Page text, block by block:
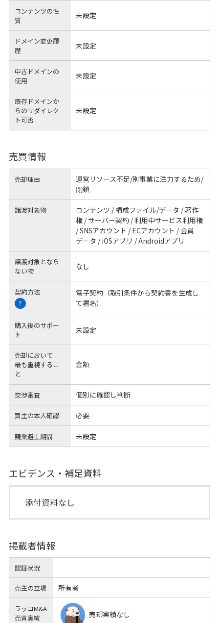
コンテンツの性
質
未設定
ドメイン変更履
歴
未設定
中古ドメインの
使用
未設定
既存ドメインか
らのリダイレク
ト可否
未設定
売買情報
売却理由
運営リソース不足/別事業に注力するため/
閉鎖
譲渡対象物
コンテンツ / 構成ファイル/データ / 著作
権 / サーバー契約 / 利用中サービス利用権
/ SNSアカウント / ECアカウント / 会員
データ / iOSアプリ / Androidアプリ
譲渡対象となら
ない物
なし
契約方法
?
電子契約（取引条件から契約書を生成し
て署名）
購入後のサポー
ト
未設定
売却において
最も重視するこ
と
金額
交渉審査 個別に確認し判断
買主の本人確認 必要
競業避止期間 未設定
エビデンス・補足資料
添付資料なし
掲載者情報
認証状況
売主の立場 所有者
ラッコM&A
売買実績
売却実績なし